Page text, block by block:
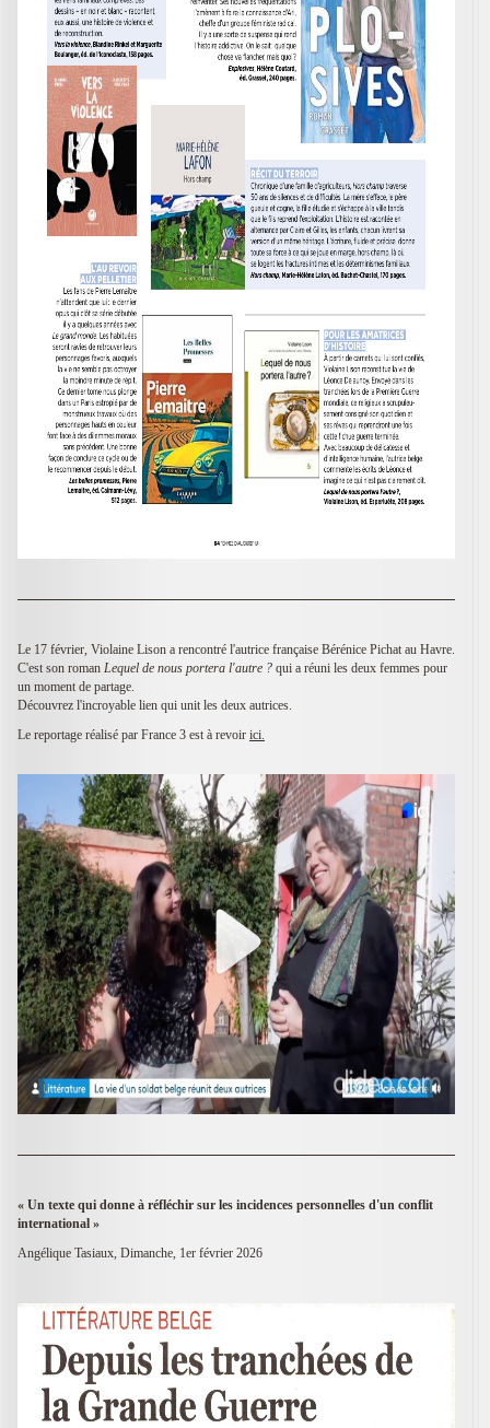
Le 17 février, Violaine Lison a rencontré l'autrice française Bérénice Pichat au Havre.
C'est son roman Lequel de nous portera l'autre ? qui a réuni les deux femmes pour
un moment de partage.
Découvrez l'incroyable lien qui unit les deux autrices.
Le reportage réalisé par France 3 est à revoir ici.
« Un texte qui donne à réfléchir sur les incidences personnelles d'un conflit
international »
Angélique Tasiaux, Dimanche, 1er février 2026